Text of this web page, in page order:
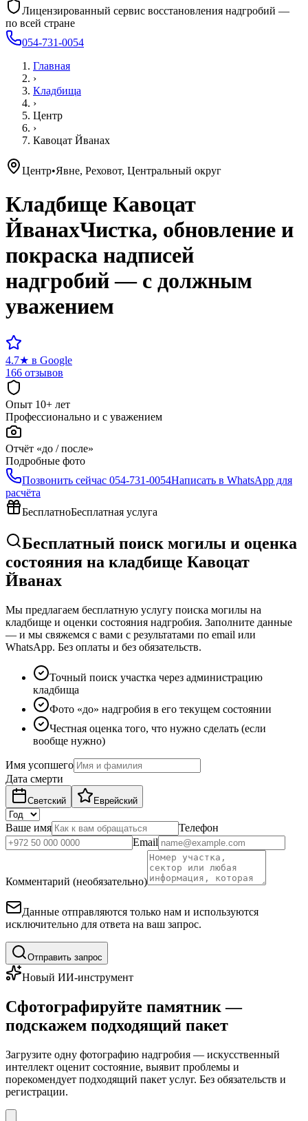
Лицензированный сервис восстановления надгробий —
по всей стране
054-731-0054
Главная
›
Кладбища
›
Центр
›
Кавоцат Йванах
Центр•Явне, Реховот, Центральный округ
Кладбище Кавоцат
ЙванахЧистка, обновление и
покраска надписей
надгробий — с должным
уважением
4.7★ в Google
166 отзывов
Опыт 10+ лет
Профессионально и с уважением
Отчёт «до / после»
Подробные фото
Позвонить сейчас 054-731-0054Написать в WhatsApp для
расчёта
БесплатноБесплатная услуга
Бесплатный поиск могилы и оценка
состояния на кладбище Кавоцат
Йванах
Мы предлагаем бесплатную услугу поиска могилы на
кладбище и оценки состояния надгробия. Заполните данные
— и мы свяжемся с вами с результатами по email или
WhatsApp. Без оплаты и без обязательств.
Точный поиск участка через администрацию
кладбища
Фото «до» надгробия в его текущем состоянии
Честная оценка того, что нужно сделать (если
вообще нужно)
Имя усопшего
Дата смерти
Светский Еврейский
Ваше имя
Телефон
Email
Комментарий (необязательно)
Данные отправляются только нам и используются
исключительно для ответа на ваш запрос.
Отправить запрос
Новый ИИ-инструмент
Сфотографируйте памятник —
подскажем подходящий пакет
Загрузите одну фотографию надгробия — искусственный
интеллект оценит состояние, выявит проблемы и
порекомендует подходящий пакет услуг. Без обязательств и
регистрации.